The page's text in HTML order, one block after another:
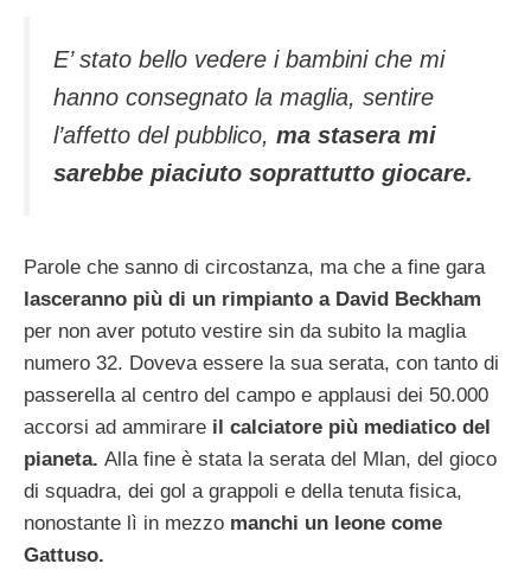
E’ stato bello vedere i bambini che mi
hanno consegnato la maglia, sentire
l’affetto del pubblico, ma stasera mi
sarebbe piaciuto soprattutto giocare.
Parole che sanno di circostanza, ma che a fine gara
lasceranno più di un rimpianto a David Beckham
per non aver potuto vestire sin da subito la maglia
numero 32. Doveva essere la sua serata, con tanto di
passerella al centro del campo e applausi dei 50.000
accorsi ad ammirare il calciatore più mediatico del
pianeta. Alla fine è stata la serata del Mlan, del gioco
di squadra, dei gol a grappoli e della tenuta fisica,
nonostante lì in mezzo manchi un leone come
Gattuso.